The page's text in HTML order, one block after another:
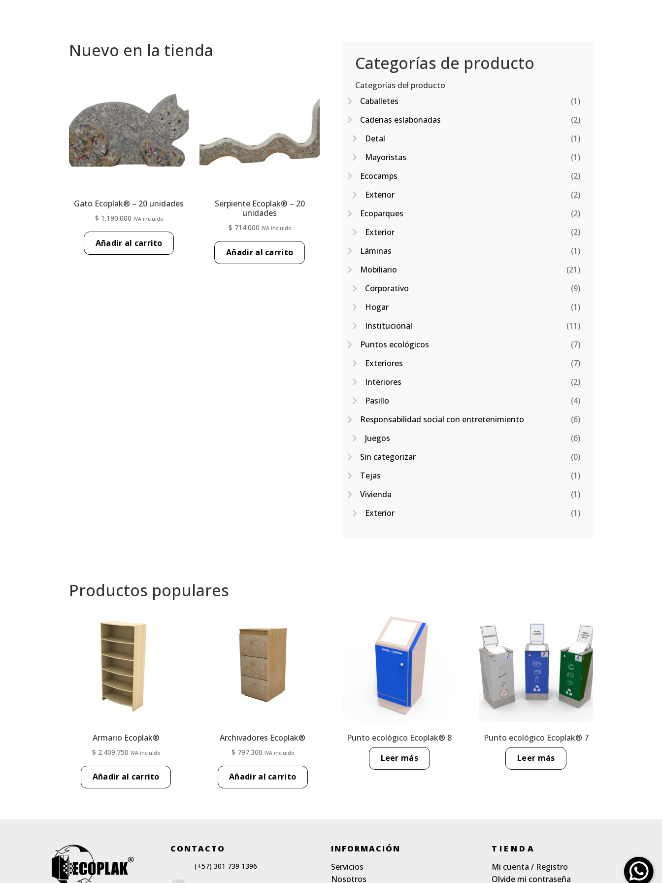
Nuevo en la tienda
Gato Ecoplak® – 20 unidades
$ 1.190.000 IVA incluido
Añadir al carrito
Serpiente Ecoplak® – 20
unidades
$ 714.000 IVA incluido
Añadir al carrito
Categorías de producto
Categorías del producto
Caballetes
(1)
Cadenas eslabonadas
(2)
Detal
(1)
Mayoristas
(1)
Ecocamps
(2)
Exterior
(2)
Ecoparques
(2)
Exterior
(2)
Láminas
(1)
Mobiliario
(21)
Corporativo
(9)
Hogar
(1)
Institucional
(11)
Puntos ecológicos
(7)
Exteriores
(7)
Interiores
(2)
Pasillo
(4)
Responsabilidad social con entretenimiento
(6)
Juegos
(6)
Sin categorizar
(0)
Tejas
(1)
Vivienda
(1)
Exterior
(1)
Productos populares
Armario Ecoplak®
$ 2.409.750 IVA incluido
Añadir al carrito
Archivadores Ecoplak®
$ 797.300 IVA incluido
Añadir al carrito
Punto ecológico Ecoplak® 8
Leer más
Punto ecológico Ecoplak® 7
Leer más
CONTACTO
(+57) 301 739 1396
INFORMACIÓN
Servicios
Nosotros
TIENDA
Mi cuenta / Registro
Olvide mi contraseña